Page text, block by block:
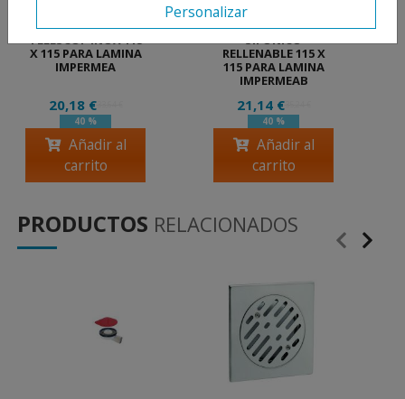
SUMIDERO SIFONI
TELESCOP INOX 115
X 115 PARA LAMINA
IMPERMEA
20,18 €33,64 €
40 %
Añadir al
carrito
SUMIDERO
SIFONICO
RELLENABLE 115 X
115 PARA LAMINA
IMPERMEAB
21,14 €35,24 €
40 %
Añadir al
carrito
PRODUCTOS RELACIONADOS
Personalizar